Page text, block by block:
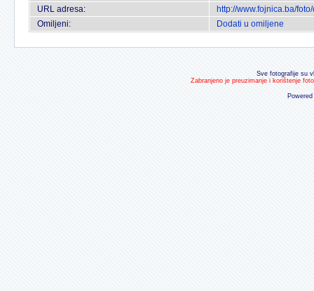
URL adresa:
http://www.fojnica.ba/
Omiljeni:
Dodati u omiljene
Sve fotografije su
Zabranjeno je preuzimanje i korištenje